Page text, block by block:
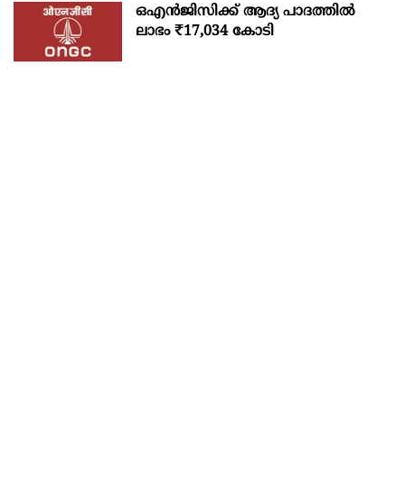
ഒഎന്‍ജിസിക്ക് ആദ്യ പാദത്തില്‍
ലാഭം ₹17,034 കോടി